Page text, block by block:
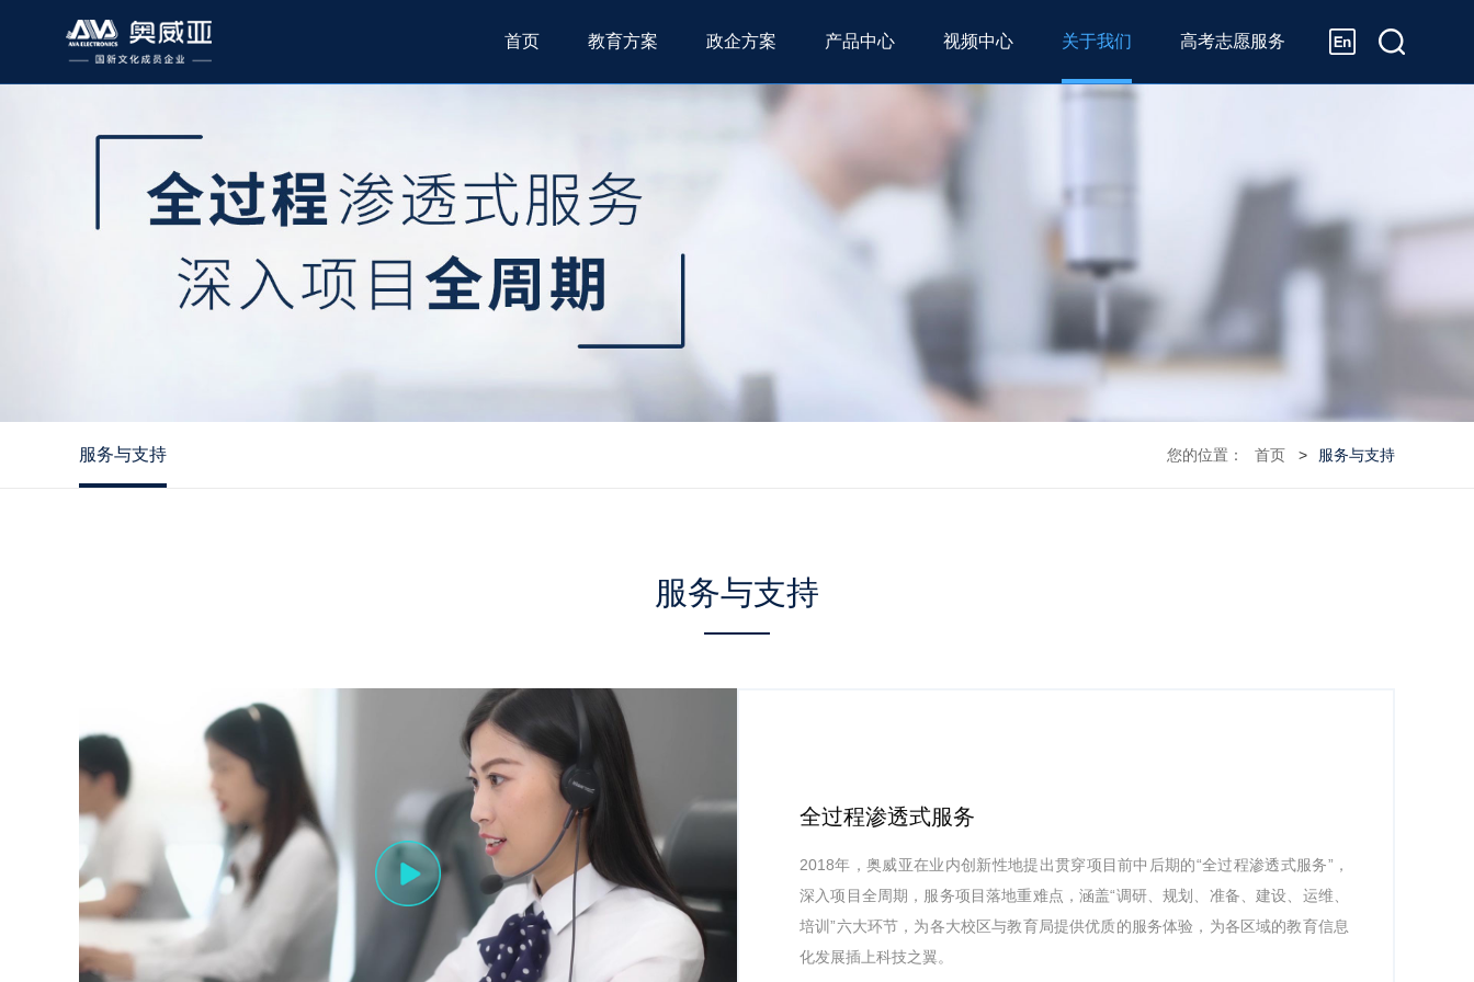
首页 教育方案 政企方案 产品中心 视频中心 关于我们 高考志愿服务
服务与支持 您的位置： 首页 服务与支持
服务与支持
全过程渗透式服务
2018年，奥威亚在业内创新性地提出贯穿项目前中后期的“全过程渗透式服务”，
深入项目全周期，服务项目落地重难点，涵盖“调研、规划、准备、建设、运维、
培训”六大环节，为各大校区与教育局提供优质的服务体验，为各区域的教育信息
化发展插上科技之翼。